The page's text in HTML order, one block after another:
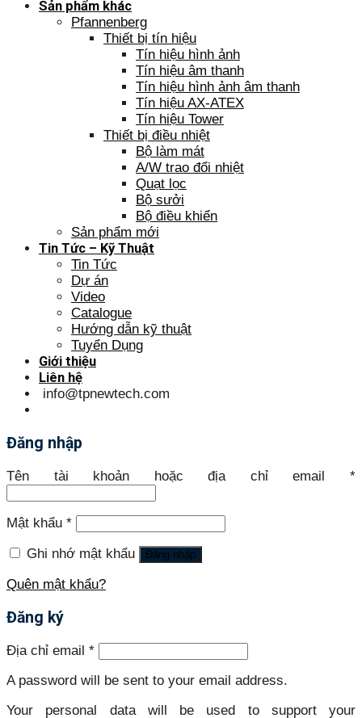
Sản phẩm khác
Pfannenberg
Thiết bị tín hiệu
Tín hiệu hình ảnh
Tín hiệu âm thanh
Tín hiệu hình ảnh âm thanh
Tín hiệu AX-ATEX
Tín hiệu Tower
Thiết bị điều nhiệt
Bộ làm mát
A/W trao đổi nhiệt
Quạt lọc
Bộ sưởi
Bộ điều khiển
Sản phẩm mới
Tin Tức – Kỹ Thuật
Tin Tức
Dự án
Video
Catalogue
Hướng dẫn kỹ thuật
Tuyển Dụng
Giới thiệu
Liên hệ
info@tpnewtech.com
Đăng nhập
Tên tài khoản hoặc địa chỉ email *
Mật khẩu *
Ghi nhớ mật khẩu Đăng nhập
Quên mật khẩu?
Đăng ký
Địa chỉ email *
A password will be sent to your email address.
Your personal data will be used to support your